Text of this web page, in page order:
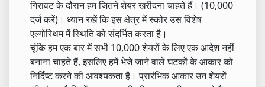
गिरावट के दौरान हम जितने शेयर खरीदना चाहते हैं। (10,000
दर्ज करें)। ध्यान रखें कि इस क्षेत्र में स्कोर उस विशेष
एल्गोरिथम में स्थिति को संदर्भित करता है।
चूंकि हम एक बार में सभी 10,000 शेयरों के लिए एक आदेश नहीं
बनाना चाहते हैं, इसलिए हमें भेजे जाने वाले घटकों के आकार को
निर्दिष्ट करने की आवश्यकता है। प्रारंभिक आकार उन शेयरों